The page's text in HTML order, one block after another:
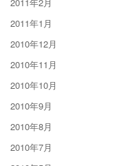
2011年2月
2011年1月
2010年12月
2010年11月
2010年10月
2010年9月
2010年8月
2010年7月